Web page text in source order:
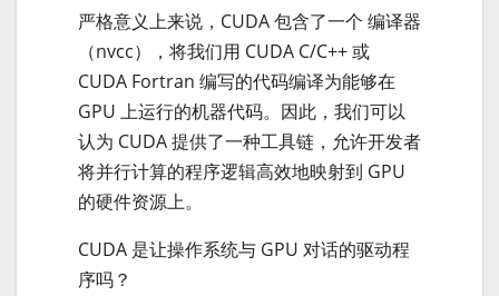
严格意义上来说，CUDA 包含了一个 编译器
（nvcc），将我们用 CUDA C/C++ 或
CUDA Fortran 编写的代码编译为能够在
GPU 上运行的机器代码。因此，我们可以
认为 CUDA 提供了一种工具链，允许开发者
将并行计算的程序逻辑高效地映射到 GPU
的硬件资源上。
CUDA 是让操作系统与 GPU 对话的驱动程
序吗？